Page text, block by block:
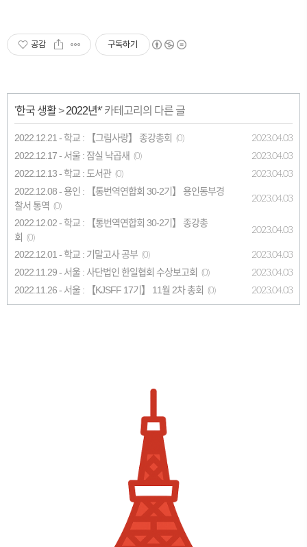
공감 구독하기
'한국 생활>2022년*' 카테고리의 다른 글
2022.12.21 - 학교 : 【그림사랑】 종강총회 (0) 2023.04.03
2022.12.17 - 서울 : 잠실 낙곱새 (0) 2023.04.03
2022.12.13 - 학교 : 도서관 (0) 2023.04.03
2022.12.08 - 용인 : 【통번역연합회 30-2기】 용인동부경
찰서 통역 (0)
2023.04.03
2022.12.02 - 학교 : 【통번역연합회 30-2기】 종강총
회
(0)
2023.04.03
2022.12.01 - 학교 : 기말고사 공부 (0) 2023.04.03
2022.11.29 - 서울 : 사단법인 한일협회 수상보고회 (0) 2023.04.03
2022.11.26 - 서울 : 【KJSFF 17기】 11월 2차 총회 (0) 2023.04.03